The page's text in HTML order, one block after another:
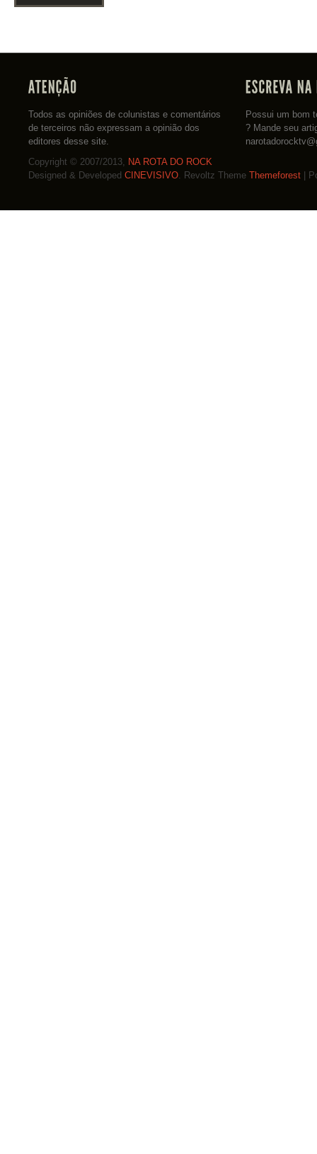
Todos as opiniões de colunistas e comentários
de terceiros não expressam a opinião dos
editores desse site.
Possui um bom
? Mande seu
Copyright © 2007/2013, NA ROTA DO ROCK
Designed & Developed CINEVISIVO. Revoltz Theme Themeforest |